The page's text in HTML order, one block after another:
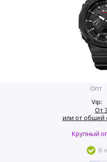
Опт
Vip:
От
или от общей
Крупный
В